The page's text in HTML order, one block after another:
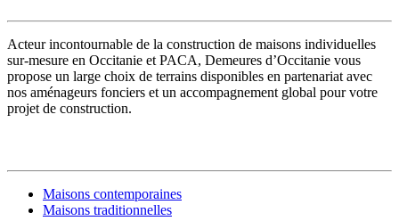
Acteur incontournable de la construction de maisons individuelles
sur-mesure en Occitanie et PACA, Demeures d’Occitanie vous
propose un large choix de terrains disponibles en partenariat avec
nos aménageurs fonciers et un accompagnement global pour votre
projet de construction.
Maisons contemporaines
Maisons traditionnelles